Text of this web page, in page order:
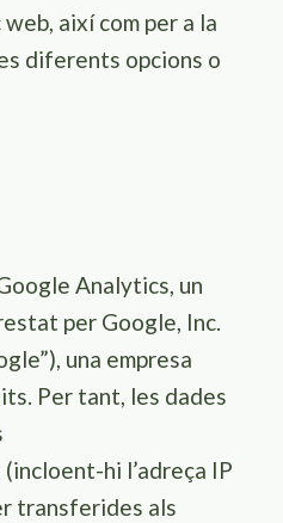
així com per a la
diferents opcions o
Analytics, un
per Google, Inc.
”), una empresa
Per tant, les dades
(incloent-hi l’adreça IP
transferides als